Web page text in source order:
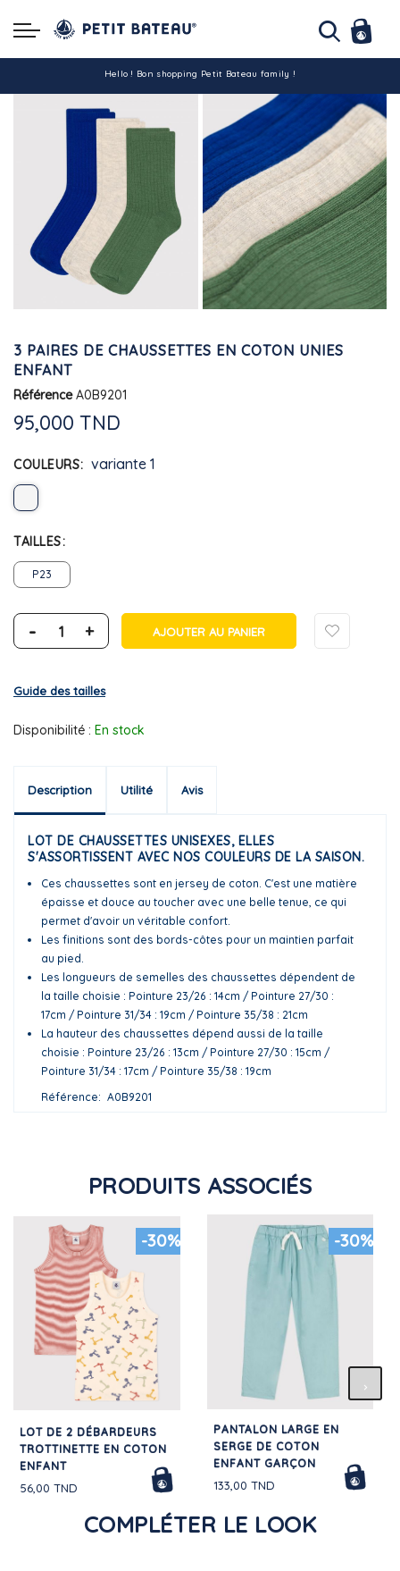
Hello ! Bon shopping Petit Bateau family !
La livraison est assurée partout en Tunisie !
-10% pour tout paiement par carte bancaire (hors promo)
3 PAIRES DE CHAUSSETTES EN COTON UNIES
ENFANT
Référence A0B9201
95,000 TND
COULEURS variante 1
TAILLES
P23
- + AJOUTER AU PANIER
Guide des tailles
Disponibilité : En stock
Description Utilité Avis
LOT DE CHAUSSETTES UNISEXES, ELLES
S'ASSORTISSENT AVEC NOS COULEURS DE LA SAISON.
Ces chaussettes sont en jersey de coton. C'est une matière
épaisse et douce au toucher avec une belle tenue, ce qui
permet d'avoir un véritable confort.
Les finitions sont des bords-côtes pour un maintien parfait
au pied.
Les longueurs de semelles des chaussettes dépendent de
la taille choisie : Pointure 23/26 : 14cm / Pointure 27/30 :
17cm / Pointure 31/34 : 19cm / Pointure 35/38 : 21cm
La hauteur des chaussettes dépend aussi de la taille
choisie : Pointure 23/26 : 13cm / Pointure 27/30 : 15cm /
Pointure 31/34 : 17cm / Pointure 35/38 : 19cm
Référence
A0B9201
PRODUITS ASSOCIÉS
-30%
LOT DE 2 DÉBARDEURS
TROTTINETTE EN COTON
ENFANT
56,00 TND
-30%
PANTALON LARGE EN
SERGE DE COTON
ENFANT GARÇON
133,00 TND
COMPLÉTER LE LOOK